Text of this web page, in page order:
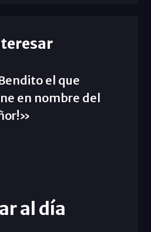
el que
en nombre del
al día